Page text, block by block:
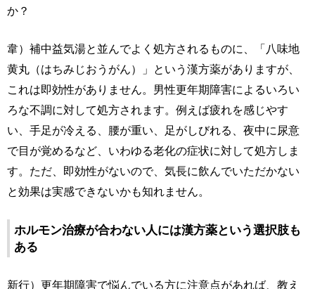
か？
韋）補中益気湯と並んでよく処方されるものに、「八味地
黄丸（はちみじおうがん）」という漢方薬がありますが、
これは即効性がありません。男性更年期障害によるいろい
ろな不調に対して処方されます。例えば疲れを感じやす
い、手足が冷える、腰が重い、足がしびれる、夜中に尿意
で目が覚めるなど、いわゆる老化の症状に対して処方しま
す。ただ、即効性がないので、気長に飲んでいただかない
と効果は実感できないかも知れません。
ホルモン治療が合わない人には漢方薬という選択肢も
ある
新行）更年期障害で悩んでいる方に注意点があれば、教え